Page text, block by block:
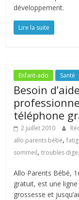
développement.
Lire la suite
Enfant-ado Santé
Besoin
téléphone
2 juillet 2010
allo parents bébé,
sommeil,troubles
Allo Parents Bébé,
gratuit, est une
grossesse et